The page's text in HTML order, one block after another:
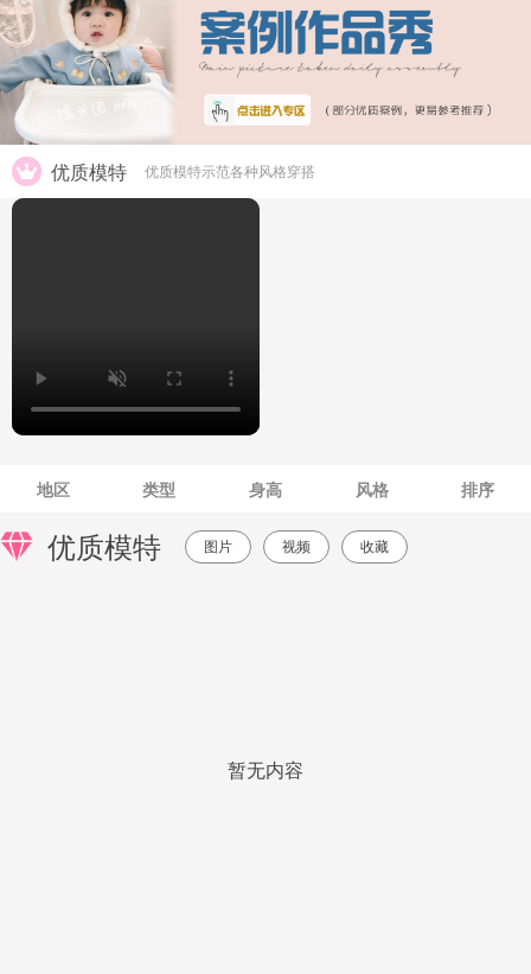
优质模特 优质模特示范各种风格穿搭
地区 类型 身高 风格 排序
优质模特 图片 视频 收藏
暂无内容